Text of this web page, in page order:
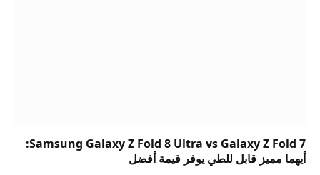
Samsung Galaxy Z Fold 8 Ultra vs Galaxy Z Fold 7:
أيهما مميز قابل للطي يوفر قيمة أفضل